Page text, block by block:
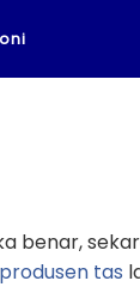
benar,
produsen tas